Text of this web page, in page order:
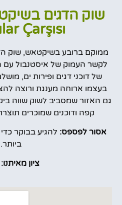
Çarşısı)
ממוקם ברובע בשיקטאש, שוק
לקשר העמוק של איסטנבול עם
של דוכני דגים ופירות ים,
בעצמו ארוחה מענגת ורוצה
גם האזור שמסביב לשוק שווה
קפה ודוכנים שמוכרים
אסור לפספס: להגיע בבוקר
ביותר.
ציון מאיתנו: 10\7